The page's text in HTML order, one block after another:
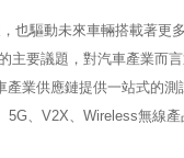
也驅動未來車輛搭載著
主要議題，對汽車產業而
業供應鏈提供一站式的
、V2X、Wireless無線